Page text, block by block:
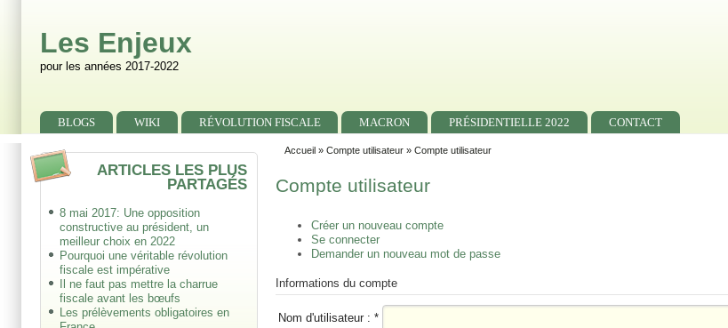
Les Enjeux
pour les années 2017-2022
Primary menu
BLOGS WIKI RÉVOLUTION FISCALE MACRON PRÉSIDENTIELLE 2022 CONTACT
Secondary menu
ARTICLES LES PLUS
PARTAGÉS
8 mai 2017: Une opposition
constructive au président, un
meilleur choix en 2022
Pourquoi une véritable révolution
fiscale est impérative
Il ne faut pas mettre la charrue
fiscale avant les bœufs
Les prélèvements obligatoires en
Accueil »Compte utilisateur » Compte utilisateur
Compte utilisateur
Créer un nouveau compte
Se connecter
Demander un nouveau mot de passe
Informations du compte
Nom d'utilisateur :*